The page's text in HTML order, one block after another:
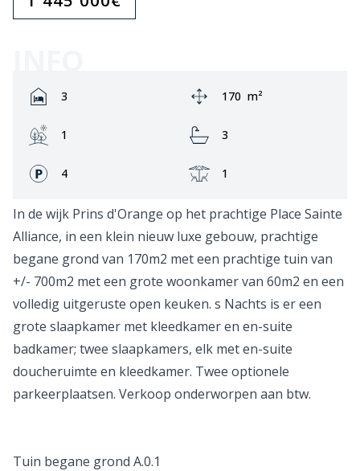
Rooms:
3 Area:
170 m²
Garden:
1 Bathrooms:
3
Fronts:
4 Terrace:
1
In de wijk Prins d'Orange op het prachtige Place Sainte
Alliance, in een klein nieuw luxe gebouw, prachtige
begane grond van 170m2 met een prachtige tuin van
+/- 700m2 met een grote woonkamer van 60m2 en een
volledig uitgeruste open keuken. s Nachts is er een
grote slaapkamer met kleedkamer en en-suite
badkamer; twee slaapkamers, elk met en-suite
doucheruimte en kleedkamer. Twee optionele
parkeerplaatsen. Verkoop onderworpen aan btw.
Tuin begane grond A.0.1